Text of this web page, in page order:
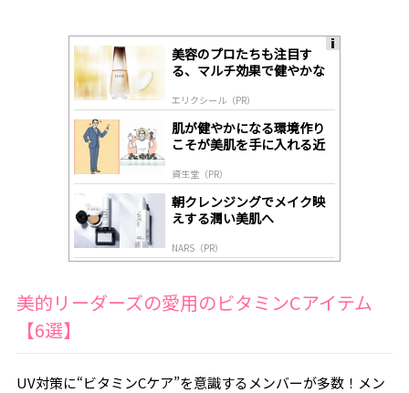
美容のプロたちも注目す
る、マルチ効果で健やかな
エリクシール（PR）
肌が健やかになる環境作り
こそが美肌を手に入れる近
資生堂（PR）
朝クレンジングでメイク映
えする潤い美肌へ
NARS（PR）
美的リーダーズの愛用のビタミンCアイテム
【6選】
UV対策に“ビタミンCケア”を意識するメンバーが多数！メン